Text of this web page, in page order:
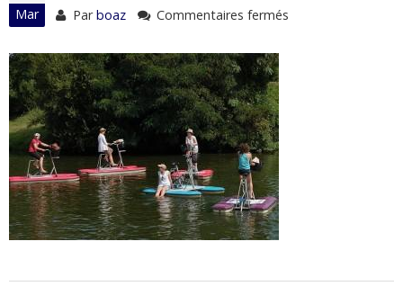
Mar Parboaz Commentaires fermés